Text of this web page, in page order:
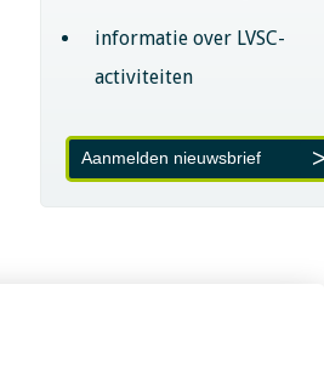
informatie over LVSC-
activiteiten
Aanmelden nieuwsbrief